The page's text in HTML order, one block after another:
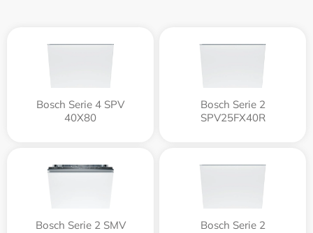
Bosch Serie 4 SPV
40X80
Bosch Serie 2
SPV25FX40R
Bosch Serie 2 SMV
Bosch Serie 2